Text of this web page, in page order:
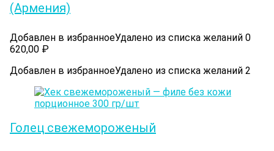
(Армения)
Добавлен в избранноеУдалено из списка желаний 0
620,00 ₽
Добавлен в избранноеУдалено из списка желаний 2
Голец cвежемороженый